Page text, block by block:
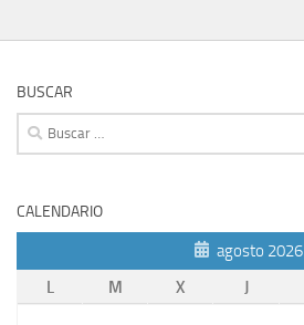
BUSCAR
Buscar:
CALENDARIO
agosto 2026
L
M X J